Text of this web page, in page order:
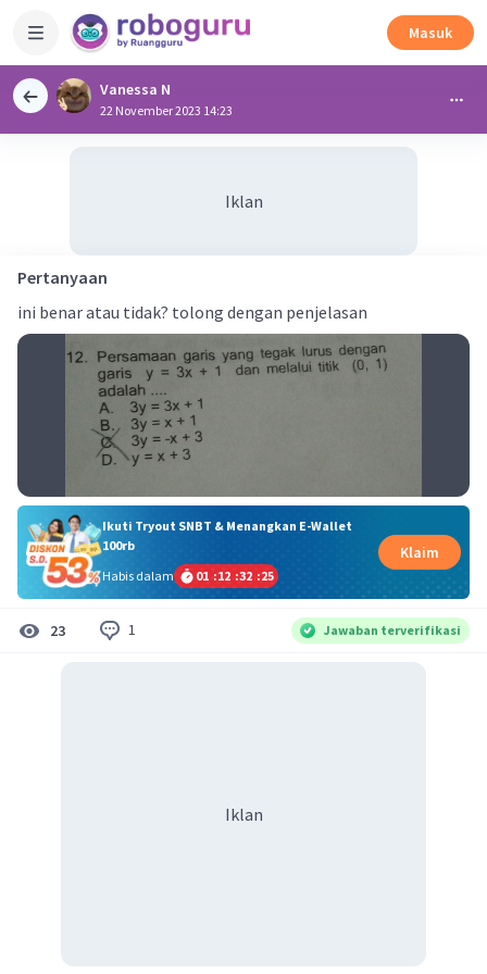
Masuk
Vanessa N
22 November 2023 14:23
Iklan
Pertanyaan
ini benar atau tidak? tolong dengan penjelasan
Ikuti Tryout SNBT & Menangkan E-Wallet
100rb
Habis dalam
01 :12 :32 :24
Klaim
23 1 Jawaban terverifikasi
Iklan